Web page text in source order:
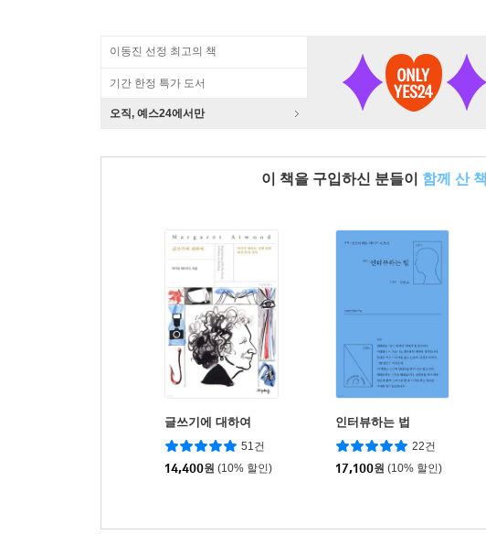
이동진 선정 최고의 책
기간 한정 특가 도서
오직, 예스24에서만
이 책을 구입하신 분들이 함께 산 책
글쓰기에 대하여
51건
14,400원 (10% 할인)
인터뷰하는 법
22건
17,100원 (10% 할인)